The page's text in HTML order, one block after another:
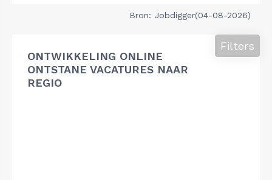
Bron: Jobdigger(04-08-2026)
ONTWIKKELING ONLINE
ONTSTANE VACATURES NAAR
REGIO
Filters